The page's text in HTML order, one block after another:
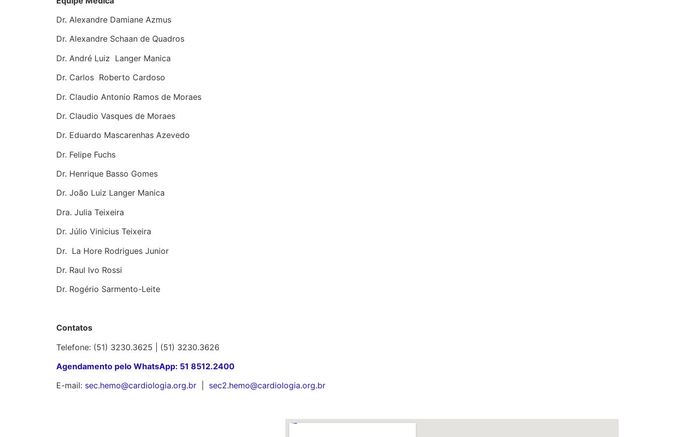
Dr. Alexandre Damiane Azmus
Dr. Alexandre Schaan de Quadros
Dr. André Luiz Langer Manica
Dr. Carlos Roberto Cardoso
Dr. Claudio Antonio Ramos de Moraes
Dr. Claudio Vasques de Moraes
Dr. Eduardo Mascarenhas Azevedo
Dr. Felipe Fuchs
Dr. Henrique Basso Gomes
Dr. João Luiz Langer Manica
Dra. Julia Teixeira
Dr. Júlio Vinicius Teixeira
Dr. La Hore Rodrigues Junior
Dr. Raul Ivo Rossi
Dr. Rogério Sarmento-Leite
Contatos
Telefone: (51) 3230.3625 | (51) 3230.3626
Agendamento pelo WhatsApp: 51 8512.2400
E-mail: sec.hemo@cardiologia.org.br sec2.hemo@cardiologia.org.br